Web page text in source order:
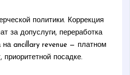
политики. Коррекция
за допуслуги, переработка
на ancillary revenue — платном
посадке.